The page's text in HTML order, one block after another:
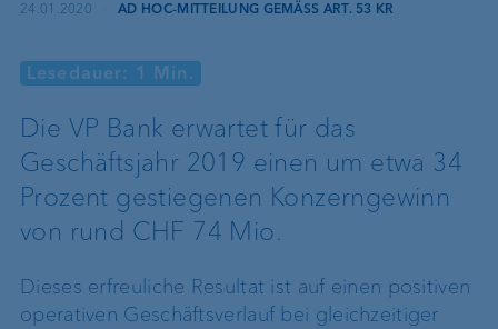
24.01.2020 ·AD HOC-MITTEILUNG GEMÄSS ART. 53 KR
Lesedauer: 1 Min.
Die VP Bank erwartet für das
Geschäftsjahr 2019 einen um etwa 34
Prozent gestiegenen Konzerngewinn
von rund CHF 74 Mio.
Dieses erfreuliche Resultat ist auf einen positiven
operativen Geschäftsverlauf bei gleichzeitiger